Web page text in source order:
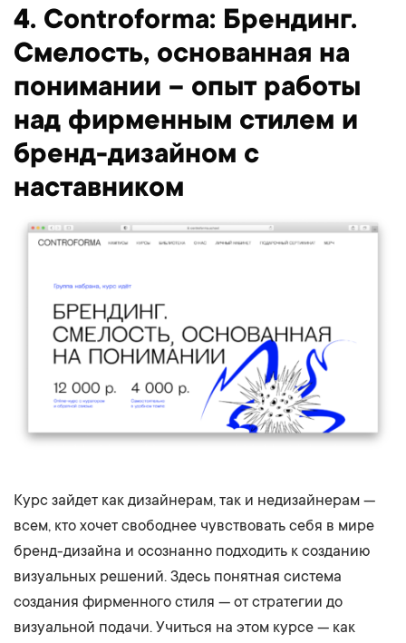
4. Controforma: Брендинг.
Смелость, основанная на
понимании – опыт работы
над фирменным стилем и
бренд-дизайном с
наставником
Курс зайдет как дизайнерам, так и недизайнерам —
всем, кто хочет свободнее чувствовать себя в мире
бренд-дизайна и осознанно подходить к созданию
визуальных решений. Здесь понятная система
создания фирменного стиля — от стратегии до
визуальной подачи. Учиться на этом курсе — как